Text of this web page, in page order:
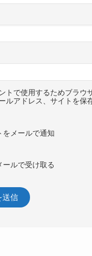
トで使用するためブラウ
ルアドレス、サイトを保
をメールで通知
ールで受け取る